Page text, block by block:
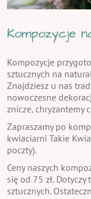
Kompozycje
Kompozycje
sztucznych na
Znajdziesz u nas
nowoczesne
znicze, chryzantemy
Zapraszamy po
kwiaciarni Takie
poczty).
Ceny naszych
się od 75 zł.
sztucznych.